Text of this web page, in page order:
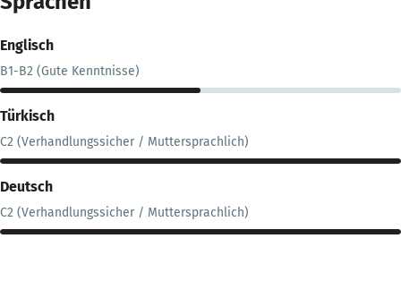
Englisch
B1-B2 (Gute Kenntnisse)
Türkisch
C2 (Verhandlungssicher / Muttersprachlich)
Deutsch
C2 (Verhandlungssicher / Muttersprachlich)